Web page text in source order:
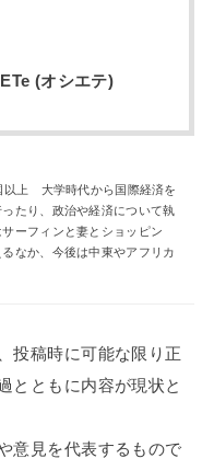
(オシエテ)
以上 大学時代から国際経済を
たり、政治や経済について執
ーフィンと妻とショッピン
なか、今後は中東やアフリカ
投稿時に可能な限り正
とともに内容が現状と
意見を代表するもので